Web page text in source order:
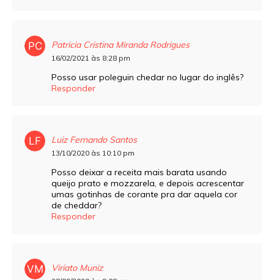
Patricia Cristina Miranda Rodrigues
16/02/2021 às 8:28 pm
Posso usar poleguin chedar no lugar do inglês?
Responder
Luiz Fernando Santos
13/10/2020 às 10:10 pm
Posso deixar a receita mais barata usando
queijo prato e mozzarela, e depois acrescentar
umas gotinhas de corante pra dar aquela cor
de cheddar?
Responder
Viriato Muniz